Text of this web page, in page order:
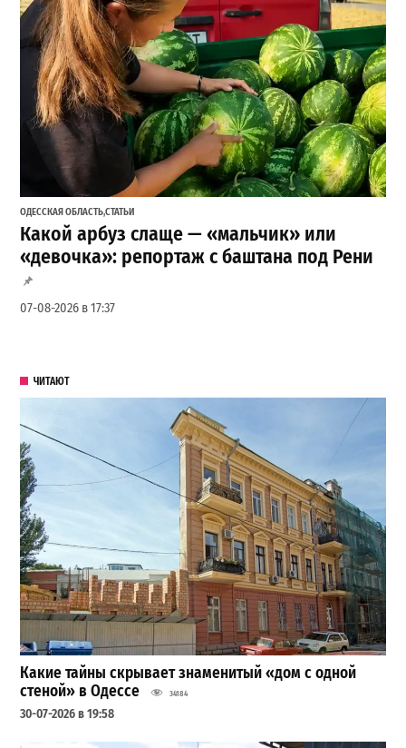
ОДЕССКАЯ ОБЛАСТЬ,СТАТЬИ
Какой арбуз слаще — «мальчик» или
«девочка»: репортаж с баштана под Рени
07-08-2026 в 17:37
ЧИТАЮТ
Какие тайны скрывает знаменитый «дом с одной
стеной» в Одессе
34184
30-07-2026 в 19:58